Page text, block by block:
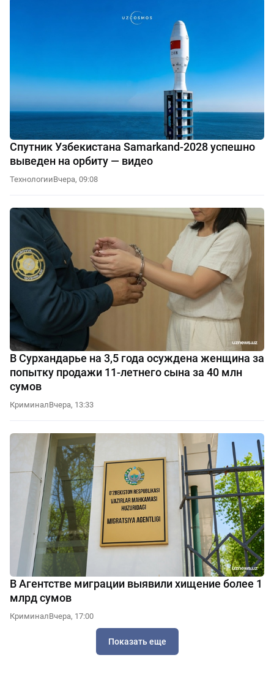
Спутник Узбекистана Samarkand-2028 успешно
выведен на орбиту — видео
ТехнологииВчера, 09:08
В Сурхандарье на 3,5 года осуждена женщина за
попытку продажи 11-летнего сына за 40 млн
сумов
КриминалВчера, 13:33
В Агентстве миграции выявили хищение более 1
млрд сумов
КриминалВчера, 17:00
Показать еще